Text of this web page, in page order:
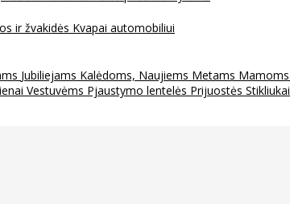
ir žvakidės Kvapai automobiliui
Jubiliejams Kalėdoms, Naujiems Metams Mamoms
Vestuvėms Pjaustymo lentelės Prijuostės Stikliukai